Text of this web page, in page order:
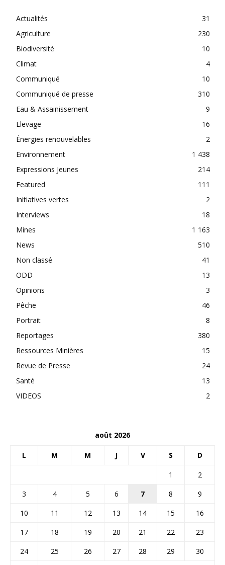
Actualités
31
Agriculture
230
Biodiversité
10
Climat
4
Communiqué
10
Communiqué de presse
310
Eau & Assainissement
9
Elevage
16
Énergies renouvelables
2
Environnement
1 438
Expressions Jeunes
214
Featured
111
Initiatives vertes
2
Interviews
18
Mines
1 163
News
510
Non classé
41
ODD
13
Opinions
3
Pêche
46
Portrait
8
Reportages
380
Ressources Minières
15
Revue de Presse
24
Santé
13
VIDEOS
2
août 2026
L M M J V S D
1
2
3
4 5 6 7 8
9
10
11 12 13 14 15
16
17
18 19 20 21 22
23
24
25 26 27 28 29
30